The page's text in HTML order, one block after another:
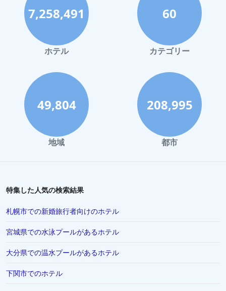
7,258,491
ホテル
60
カテゴリー
49,804
地域
208,995
都市
特集した人気の検索結果
札幌市での新婚旅行者向けのホテル
宮城県での水泳プールがあるホテル
大分県での温水プールがあるホテル
下関市でのホテル